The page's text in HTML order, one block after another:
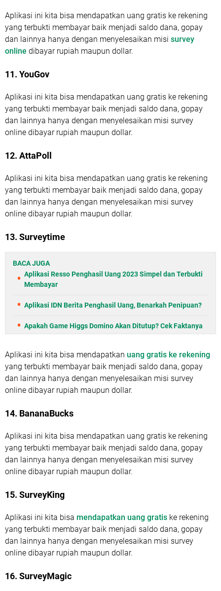
Aplikasi ini kita bisa mendapatkan uang gratis ke rekening
yang terbukti membayar baik menjadi saldo dana, gopay
dan lainnya hanya dengan menyelesaikan misi survey
online dibayar rupiah maupun dollar.
11. YouGov
Aplikasi ini kita bisa mendapatkan uang gratis ke rekening
yang terbukti membayar baik menjadi saldo dana, gopay
dan lainnya hanya dengan menyelesaikan misi survey
online dibayar rupiah maupun dollar.
12. AttaPoll
Aplikasi ini kita bisa mendapatkan uang gratis ke rekening
yang terbukti membayar baik menjadi saldo dana, gopay
dan lainnya hanya dengan menyelesaikan misi survey
online dibayar rupiah maupun dollar.
13. Surveytime
BACA JUGA
Aplikasi Resso Penghasil Uang 2023 Simpel dan Terbukti
Membayar
Aplikasi IDN Berita Penghasil Uang, Benarkah Penipuan?
Apakah Game Higgs Domino Akan Ditutup? Cek Faktanya
Aplikasi ini kita bisa mendapatkan uang gratis ke rekening
yang terbukti membayar baik menjadi saldo dana, gopay
dan lainnya hanya dengan menyelesaikan misi survey
online dibayar rupiah maupun dollar.
14. BananaBucks
Aplikasi ini kita bisa mendapatkan uang gratis ke rekening
yang terbukti membayar baik menjadi saldo dana, gopay
dan lainnya hanya dengan menyelesaikan misi survey
online dibayar rupiah maupun dollar.
15. SurveyKing
Aplikasi ini kita bisa mendapatkan uang gratis ke rekening
yang terbukti membayar baik menjadi saldo dana, gopay
dan lainnya hanya dengan menyelesaikan misi survey
online dibayar rupiah maupun dollar.
16. SurveyMagic